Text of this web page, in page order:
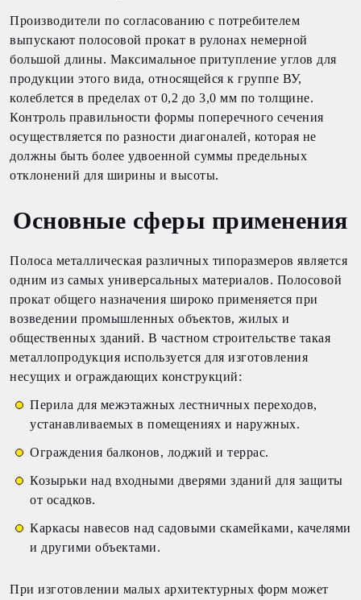
Производители по согласованию с потребителем
выпускают полосовой прокат в рулонах немерной
большой длины. Максимальное притупление углов для
продукции этого вида, относящейся к группе ВУ,
колеблется в пределах от 0,2 до 3,0 мм по толщине.
Контроль правильности формы поперечного сечения
осуществляется по разности диагоналей, которая не
должны быть более удвоенной суммы предельных
отклонений для ширины и высоты.
Основные сферы применения
Полоса металлическая различных типоразмеров является
одним из самых универсальных материалов. Полосовой
прокат общего назначения широко применяется при
возведении промышленных объектов, жилых и
общественных зданий. В частном строительстве такая
металлопродукция используется для изготовления
несущих и ограждающих конструкций:
Перила для межэтажных лестничных переходов,
устанавливаемых в помещениях и наружных.
Ограждения балконов, лоджий и террас.
Козырьки над входными дверями зданий для защиты
от осадков.
Каркасы навесов над садовыми скамейками, качелями
и другими объектами.
При изготовлении малых архитектурных форм может